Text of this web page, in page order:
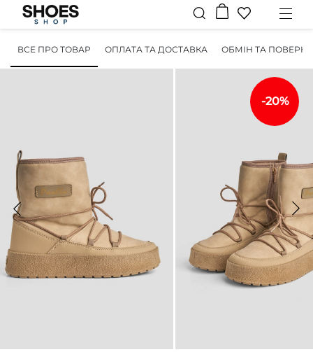
ВСЕ ПРО ТОВАР ОПЛАТА ТА ДОСТАВКА ОБМІН ТА
-20%